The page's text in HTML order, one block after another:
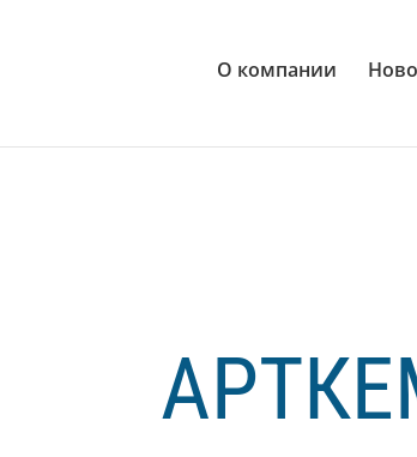
О компании